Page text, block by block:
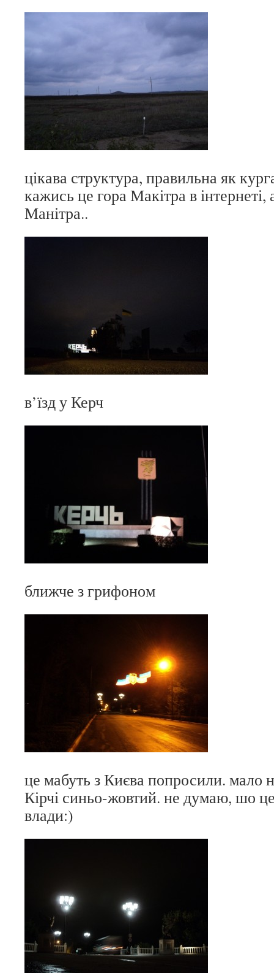
цікава структура, правильна як
кажись це гора Макітра в інтернеті,
Манітра..
в’їзд у Керч
ближче з грифоном
це мабуть з Києва попросили. мало
Кірчі синьо-жовтий. не думаю, шо це
влади:)